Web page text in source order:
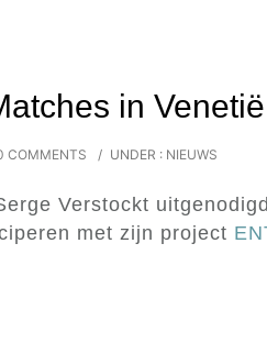
in Venetië
COMMENTS / UNDER : NIEUWS
Verstockt
met zijn project